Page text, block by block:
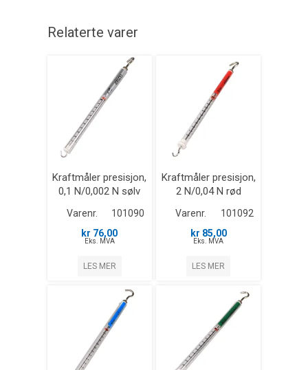
Relaterte varer
Kraftmåler presisjon,
0,1 N/0,002 N sølv
Varenr.
101090
kr 76,00
Eks. MVA
LES MER
Kraftmåler presisjon,
2 N/0,04 N rød
Varenr.
101092
kr 85,00
Eks. MVA
LES MER